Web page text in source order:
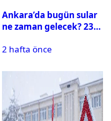
Ankara’da bugün sular
ne zaman gelecek? 23
su kesintisi sorgulama
2 hafta önce